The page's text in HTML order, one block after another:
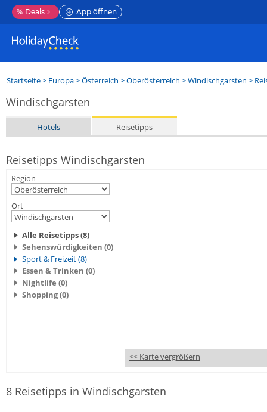
% Deals App öffnen
Startseite> Europa>Österreich >Oberösterreich >Windischgarsten >
Windischgarsten
Hotels Reisetipps
Reisetipps Windischgarsten
Region
Ort
Alle Reisetipps (8)
Sehenswürdigkeiten (0)
Sport & Freizeit (8)
Essen & Trinken (0)
Nightlife (0)
Shopping (0)
<< Karte vergrößern
8 Reisetipps in Windischgarsten